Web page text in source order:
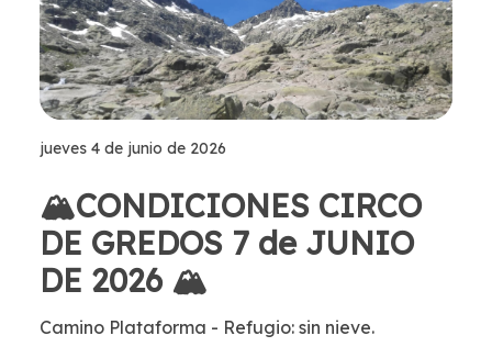
jueves 4 de junio de 2026
🏔️CONDICIONES CIRCO
DE GREDOS 7 de JUNIO
DE 2026 🏔️
Camino Plataforma - Refugio: sin nieve.